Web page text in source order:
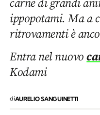
ippopotami. Ma a
ritrovamenti è
Entra nel nuovo
Kodami
diAURELIO SANGUINETTI